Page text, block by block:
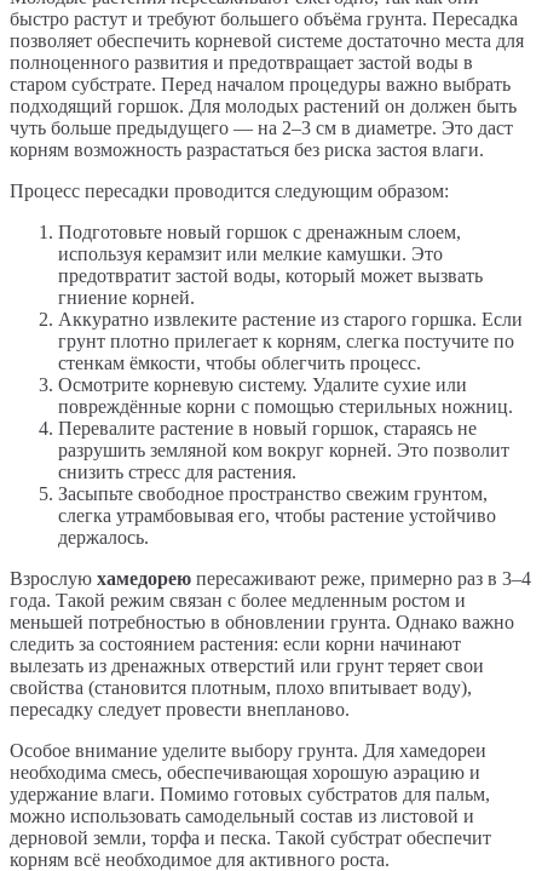
быстро растут и требуют большего объёма грунта. Пересадка
позволяет обеспечить корневой системе достаточно места для
полноценного развития и предотвращает застой воды в
старом субстрате. Перед началом процедуры важно выбрать
подходящий горшок. Для молодых растений он должен быть
чуть больше предыдущего — на 2–3 см в диаметре. Это даст
корням возможность разрастаться без риска застоя влаги.
Процесс пересадки проводится следующим образом:
Подготовьте новый горшок с дренажным слоем,
используя керамзит или мелкие камушки. Это
предотвратит застой воды, который может вызвать
гниение корней.
Аккуратно извлеките растение из старого горшка. Если
грунт плотно прилегает к корням, слегка постучите по
стенкам ёмкости, чтобы облегчить процесс.
Осмотрите корневую систему. Удалите сухие или
повреждённые корни с помощью стерильных ножниц.
Перевалите растение в новый горшок, стараясь не
разрушить земляной ком вокруг корней. Это позволит
снизить стресс для растения.
Засыпьте свободное пространство свежим грунтом,
слегка утрамбовывая его, чтобы растение устойчиво
держалось.
Взрослую хамедорею пересаживают реже, примерно раз в 3–4
года. Такой режим связан с более медленным ростом и
меньшей потребностью в обновлении грунта. Однако важно
следить за состоянием растения: если корни начинают
вылезать из дренажных отверстий или грунт теряет свои
свойства (становится плотным, плохо впитывает воду),
пересадку следует провести внепланово.
Особое внимание уделите выбору грунта. Для хамедореи
необходима смесь, обеспечивающая хорошую аэрацию и
удержание влаги. Помимо готовых субстратов для пальм,
можно использовать самодельный состав из листовой и
дерновой земли, торфа и песка. Такой субстрат обеспечит
корням всё необходимое для активного роста.